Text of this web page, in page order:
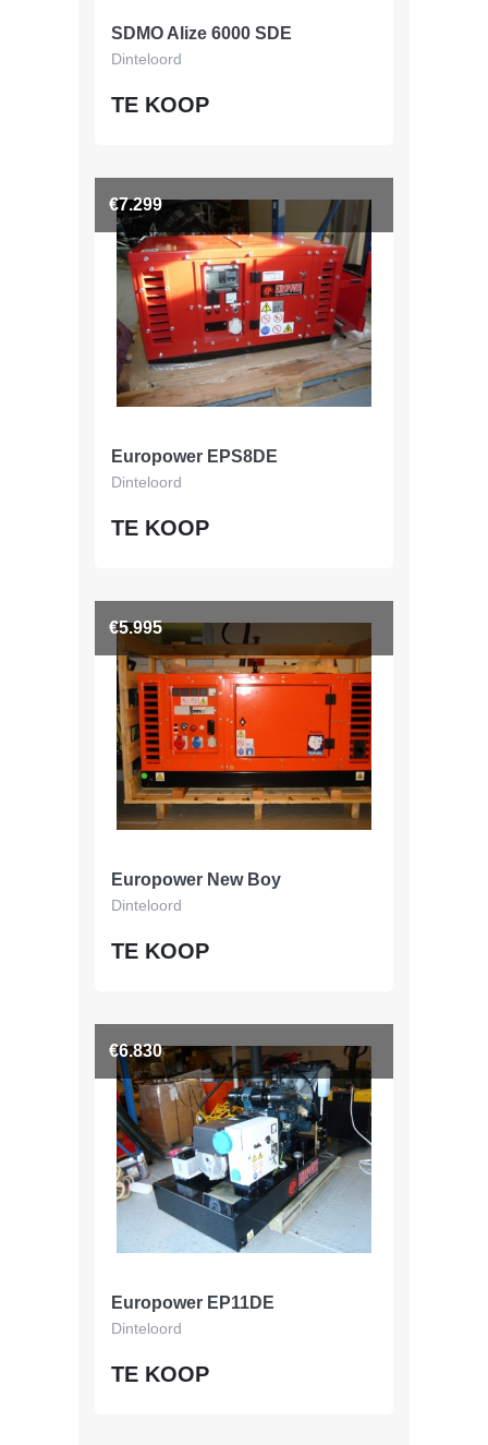
SDMO Alize 6000 SDE
Dinteloord
TE KOOP
€7.299
Europower EPS8DE
Dinteloord
TE KOOP
€5.995
Europower New Boy
Dinteloord
TE KOOP
€6.830
Europower EP11DE
Dinteloord
TE KOOP